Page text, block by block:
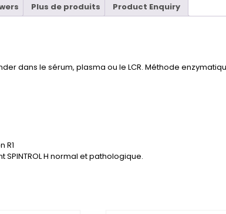
Plus de produits Product Enquiry
dans le sérum, plasma ou le LCR. Méthode
R1
H normal et pathologique.